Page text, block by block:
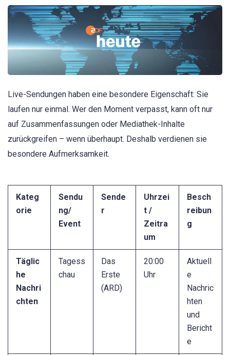
Live-Sendungen haben eine besondere Eigenschaft: Sie
laufen nur einmal. Wer den Moment verpasst, kann oft nur
auf Zusammenfassungen oder Mediathek-Inhalte
zurückgreifen – wenn überhaupt. Deshalb verdienen sie
besondere Aufmerksamkeit.
Kateg
orie
Sendu
ng/
Event
Sende
r
Uhrzei
t /
Zeitra
um
Besch
reibun
g
Täglic
he
Nachri
chten
Tagess
chau
Das
Erste
(ARD)
20:00
Uhr
Aktuell
e
Nachric
hten
und
Bericht
e